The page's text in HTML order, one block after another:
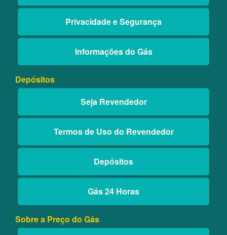
Privacidade e Segurança
Informações do Gás
Depósitos
Seja Revendedor
Termos de Uso do Revendedor
Depósitos
Gás 24 Horas
Sobre a Preço do Gás